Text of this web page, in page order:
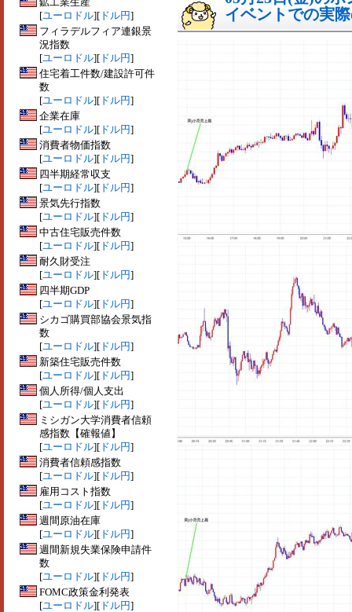
[ユーロドル][ ドル円]
フィラデルフィア連銀景
況指数
[ユーロドル][ ドル円]
住宅着工件数/建設許可件
数
[ユーロドル][ ドル円]
企業在庫
[ユーロドル][ ドル円]
消費者物価指数
[ユーロドル][ ドル円]
四半期経常収支
[ユーロドル][ ドル円]
景気先行指数
[ユーロドル][ ドル円]
中古住宅販売件数
[ユーロドル][ ドル円]
耐久財受注
[ユーロドル][ ドル円]
四半期GDP
[ユーロドル][ ドル円]
シカゴ購買部協会景気指
数
[ユーロドル][ ドル円]
新築住宅販売件数
[ユーロドル][ ドル円]
個人所得/個人支出
[ユーロドル][ ドル円]
ミシガン大学消費者信頼
感指数【確報値】
[ユーロドル][ ドル円]
消費者信頼感指数
[ユーロドル][ ドル円]
雇用コスト指数
[ユーロドル][ ドル円]
週間原油在庫
[ユーロドル][ ドル円]
週間新規失業保険申請件
数
[ユーロドル][ ドル円]
FOMC政策金利発表
[ユーロドル][ ドル円]
イベントでの実